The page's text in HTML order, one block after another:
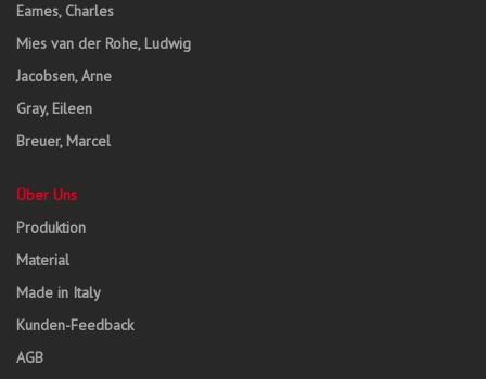
Eames, Charles
Mies van der Rohe, Ludwig
Jacobsen, Arne
Gray, Eileen
Breuer, Marcel
Über Uns
Produktion
Material
Made in Italy
Kunden-Feedback
AGB